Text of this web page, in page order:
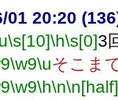
01 20:20
\s[10]\h\s[0]3
\w9\uそこま
\w9\h\n\n[half]